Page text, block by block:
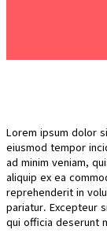
Lorem ipsum dolor
eiusmod tempor
ad minim veniam,
aliquip ex ea
reprehenderit in
pariatur. Excepteur
qui officia deserunt